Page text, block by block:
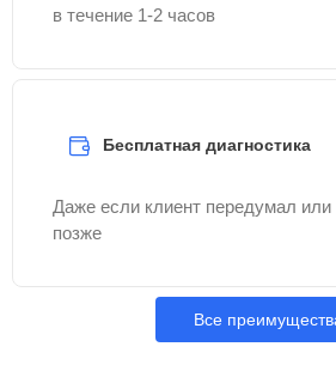
в течение 1-2 часов
Бесплатная диагностика
Даже если клиент передумал
позже
Все